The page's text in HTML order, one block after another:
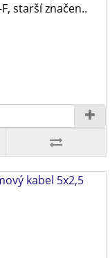
starší značen..
kabel 5x2,5